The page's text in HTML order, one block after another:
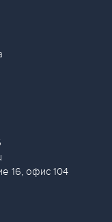
16, офис 104